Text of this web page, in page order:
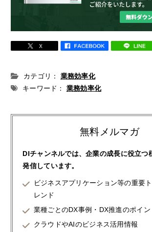
カテゴリ：
業務効率化
キーワード：
業務効率化
無料メルマガ
DIチャンネルでは、企業の成長に役立つ
発信しています。
ビジネスアプリケーション等の重要
レンド
業種ごとのDX事例・DX推進のポイン
クラウドやAIのビジネス活用情報